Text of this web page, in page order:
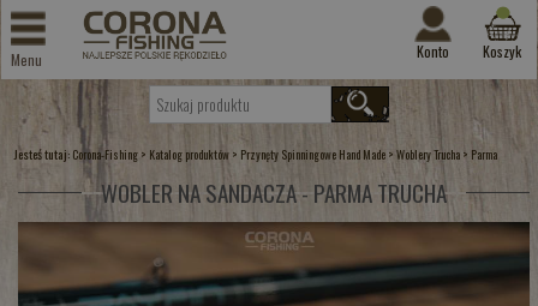
Menu Konto Koszyk
Jesteś tutaj: Corona-Fishing > Katalog produktów > Przynęty Spinningowe Hand Made >Woblery Trucha > Parma
WOBLER NA SANDACZA - PARMA TRUCHA